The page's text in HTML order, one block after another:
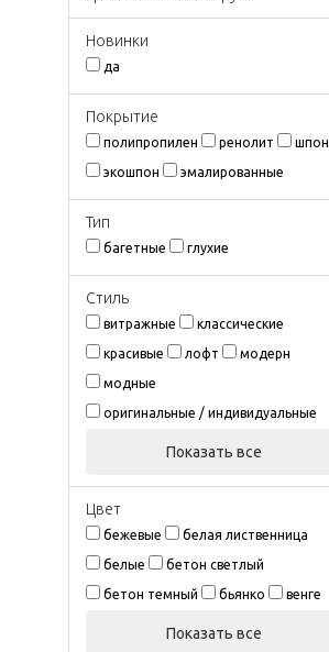
Новинки
да
Покрытиe
полипропилен ренолит шпон
экошпон эмалированные
Тип
багетные глухие
Стиль
витражные классические
красивые лофт модерн
модные
оригинальные / индивидуальные
Показать все
Цвeт
бежевые белая лиственница
белые бетон светлый
бетон темный бьянко венге
Показать все